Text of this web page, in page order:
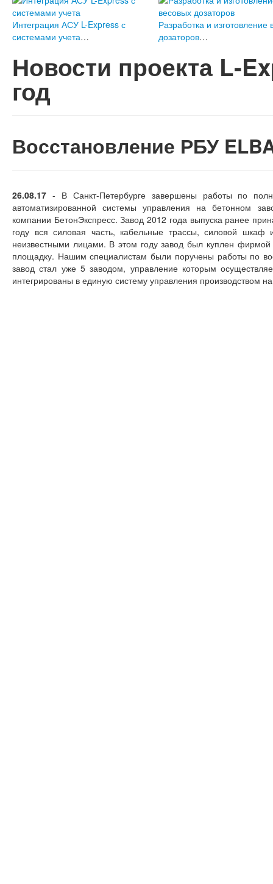
Интеграция АСУ L-Express с
системами учета…
Разработка и изготовление
дозаторов…
Новости проекта L-
год
Восстановление РБУ
26.08.17 - В Санкт-Петербурге завершены работы по
автоматизированной системы управления на бетонном
компании БетонЭкспресс. Завод 2012 года выпуска ранее
году вся силовая часть, кабельные трассы, силовой
неизвестными лицами. В этом году завод был куплен
площадку. Нашим специалистам были поручены работы по
завод стал уже 5 заводом, управление которым
интегрированы в единую систему управления производством